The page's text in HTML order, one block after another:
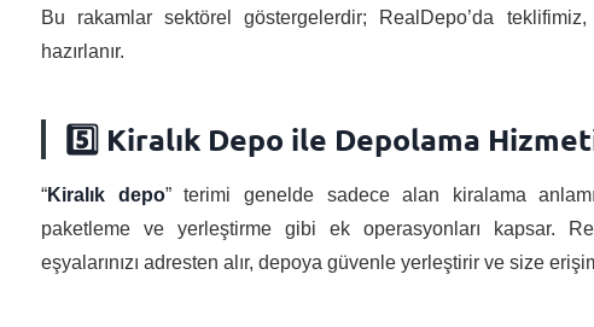
Bu rakamlar sektörel göstergelerdir; RealDepo’da
hazırlanır.
5️⃣ Kiralık Depo ile Depolama
“Kiralık depo” terimi genelde sadece alan kiralama
paketleme ve yerleştirme gibi ek operasyonları kapsar.
eşyalarınızı adresten alır, depoya güvenle yerleştirir ve size